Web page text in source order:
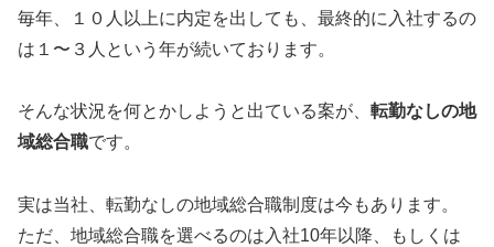
毎年、１０人以上に内定を出しても、最終的に入社するの
は１〜３人という年が続いております。
そんな状況を何とかしようと出ている案が、 転勤なしの地
域総合職です。
実は当社、転勤なしの地域総合職制度は今もあります。
ただ、地域総合職を選べるのは入社10年以降、もしくは